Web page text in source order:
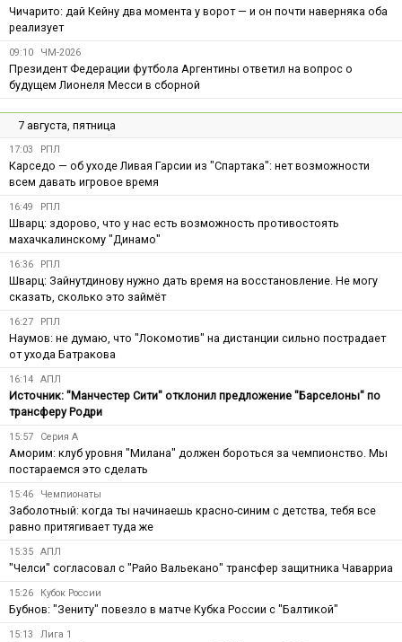
Чичарито: дай Кейну два момента у ворот — и он почти наверняка оба
реализует
09:10 ЧМ-2026
Президент Федерации футбола Аргентины ответил на вопрос о
будущем Лионеля Месси в сборной
7 августа, пятница
17:03 РПЛ
Карседо — об уходе Ливая Гарсии из "Спартака": нет возможности
всем давать игровое время
16:49 РПЛ
Шварц: здорово, что у нас есть возможность противостоять
махачкалинскому "Динамо"
16:36 РПЛ
Шварц: Зайнутдинову нужно дать время на восстановление. Не могу
сказать, сколько это займёт
16:27 РПЛ
Наумов: не думаю, что "Локомотив" на дистанции сильно пострадает
от ухода Батракова
16:14 АПЛ
Источник: "Манчестер Сити" отклонил предложение "Барселоны" по
трансферу Родри
15:57 Серия А
Аморим: клуб уровня "Милана" должен бороться за чемпионство. Мы
постараемся это сделать
15:46 Чемпионаты
Заболотный: когда ты начинаешь красно-синим с детства, тебя все
равно притягивает туда же
15:35 АПЛ
"Челси" согласовал с "Райо Вальекано" трансфер защитника Чаварриа
15:26 Кубок России
Бубнов: "Зениту" повезло в матче Кубка России с "Балтикой"
15:13 Лига 1